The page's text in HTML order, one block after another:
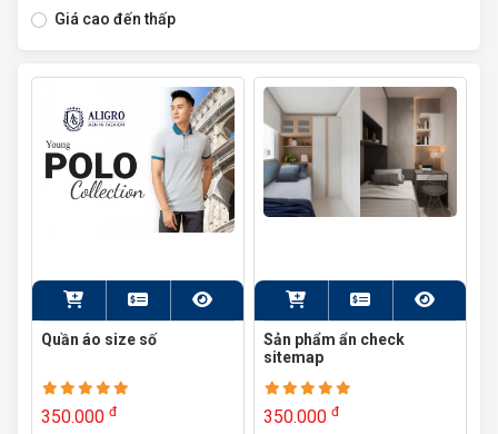
Giá cao đến thấp
Quần áo size số
350.000 đ
Sản phẩm ẩn check
sitemap
350.000 đ